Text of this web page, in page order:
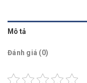
Mô tả
Đánh giá (0)